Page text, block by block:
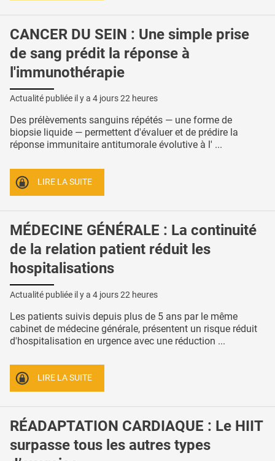
CANCER DU SEIN : Une simple prise
de sang prédit la réponse à
l'immunothérapie
Actualité publiée il y a 4 jours 22 heures
Des prélèvements sanguins répétés — une forme de
biopsie liquide — permettent d'évaluer et de prédire la
réponse immunitaire antitumorale évolutive à l' ...
LIRE LA SUITE
MÉDECINE GÉNÉRALE : La continuité
de la relation patient réduit les
hospitalisations
Actualité publiée il y a 4 jours 22 heures
Les patients suivis depuis plus de 5 ans par le même
cabinet de médecine générale, présentent un risque réduit
d'hospitalisation en urgence avec une réduction ...
LIRE LA SUITE
RÉADAPTATION CARDIAQUE : Le HIIT
surpasse tous les autres types